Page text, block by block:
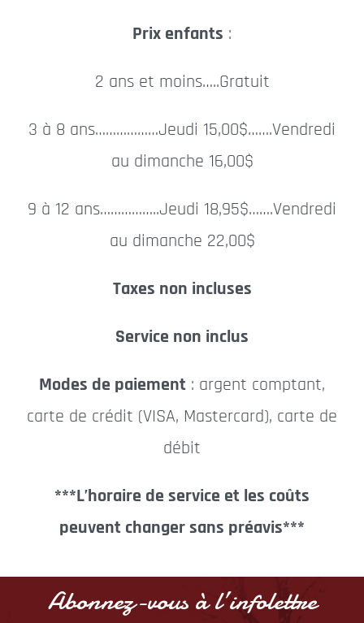
Prix enfants :
2 ans et moins…..Gratuit
3 à 8 ans………………Jeudi 15,00$…….Vendredi
au dimanche 16,00$
9 à 12 ans……………..Jeudi 18,95$…….Vendredi
au dimanche 22,00$
Taxes non incluses
Service non inclus
Modes de paiement : argent comptant,
carte de crédit (VISA, Mastercard), carte de
débit
***L’horaire de service et les coûts
peuvent changer sans préavis***
Abonnez-vous à l’infolettre